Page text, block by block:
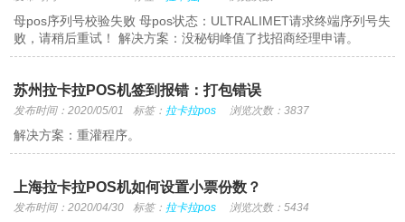
母pos序列号校验失败 母pos状态：ULTRALIMET请求终端序列号失
败，请稍后重试！ 解决方案：没秘钥峰值了找招商经理申请。
苏州拉卡拉POS机签到报错：打包错误
发布时间：2020/05/01 标签： 拉卡拉pos 浏览次数：3837
解决方案：重灌程序。
上海拉卡拉POS机如何设置小票份数？
发布时间：2020/04/30 标签： 拉卡拉pos 浏览次数：5434